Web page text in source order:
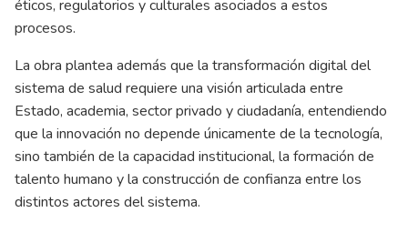
éticos, regulatorios y culturales asociados a estos
procesos.
La obra plantea además que la transformación digital del
sistema de salud requiere una visión articulada entre
Estado, academia, sector privado y ciudadanía, entendiendo
que la innovación no depende únicamente de la tecnología,
sino también de la capacidad institucional, la formación de
talento humano y la construcción de confianza entre los
distintos actores del sistema.